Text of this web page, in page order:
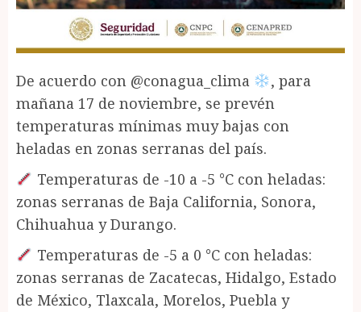
De acuerdo con @conagua_clima
, para
mañana 17 de noviembre, se prevén
temperaturas mínimas muy bajas con
heladas en zonas serranas del país.
Temperaturas de -10 a -5 °C con heladas:
zonas serranas de Baja California, Sonora,
Chihuahua y Durango.
Temperaturas de -5 a 0 °C con heladas:
zonas serranas de Zacatecas, Hidalgo, Estado
de México, Tlaxcala, Morelos, Puebla y